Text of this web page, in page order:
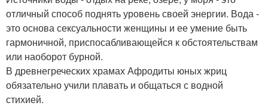
отличный способ поднять уровень своей энергии. Вода -
это основа сексуальности женщины и ее умение быть
гармоничной, приспосабливающейся к обстоятельствам
или наоборот бурной.
В древнегреческих храмах Афродиты юных жриц
обязательно учили плавать и общаться с водной
стихией.